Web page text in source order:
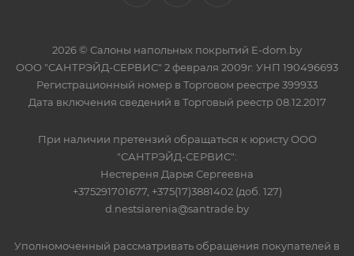
2026 © Салоны напольных покрытий E-dom.by
ООО "САНТРЭЙД-СЕРВИС" 2 февраля 2009г. УНП 190496693
Регистрационный номер в Торговом реестре 399933
Дата включения сведений в Торговый реестр 08.12.2017
При наличии претензий обращаться к юристу ООО
"САНТРЭЙД-СЕРВИС":
Нестереня Дарья Сергеевна
+375291701677, +375(17)3881402 (доб. 127)
d.nestsiarenia@santrade.by
Уполномоченный рассматривать обращения покупателей в